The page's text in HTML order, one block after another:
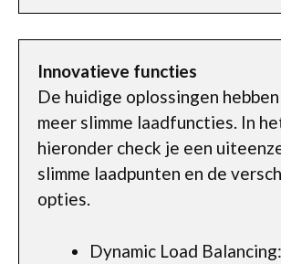
Innovatieve functies
De huidige oplossingen
meer slimme laadfuncties. In
hieronder check je een
slimme laadpunten en de
opties.
Dynamic Load